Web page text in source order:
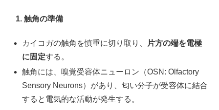
1. 触角の準備
カイコガの触角を慎重に切り取り、
片方の端を電極
に固定する。
触角には、嗅覚受容体ニューロン（OSN: Olfactory
Sensory Neurons）があり、匂い分子が受容体に結合
すると電気的な活動が発生する。